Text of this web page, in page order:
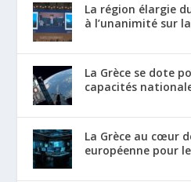
La région élargie
à l’unanimité sur
La Grèce se dote
capacités
La Grèce au cœur
européenne pour